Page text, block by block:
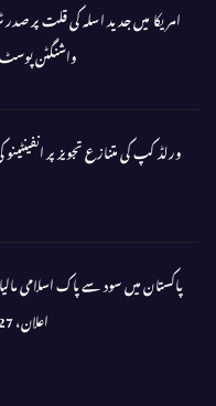
امریکا میں جدید اسلہ کی قلت پر
واشنگٹن
ورلڈ کپ کی متنازع تجویز پر
پاکستان میں سود سے پاک اسلامی
اعلان، 2027ء کا ہدف اور تکنیکی اصلاحات